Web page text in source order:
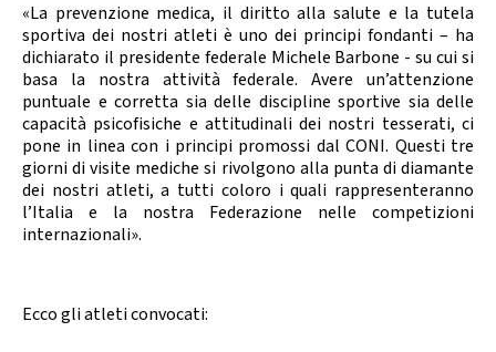
«La prevenzione medica, il diritto alla salute e la tutela
sportiva dei nostri atleti è uno dei principi fondanti – ha
dichiarato il presidente federale Michele Barbone - su cui si
basa la nostra attività federale. Avere un’attenzione
puntuale e corretta sia delle discipline sportive sia delle
capacità psicofisiche e attitudinali dei nostri tesserati, ci
pone in linea con i principi promossi dal CONI. Questi tre
giorni di visite mediche si rivolgono alla punta di diamante
dei nostri atleti, a tutti coloro i quali rappresenteranno
l’Italia e la nostra Federazione nelle competizioni
internazionali».
Ecco gli atleti convocati: